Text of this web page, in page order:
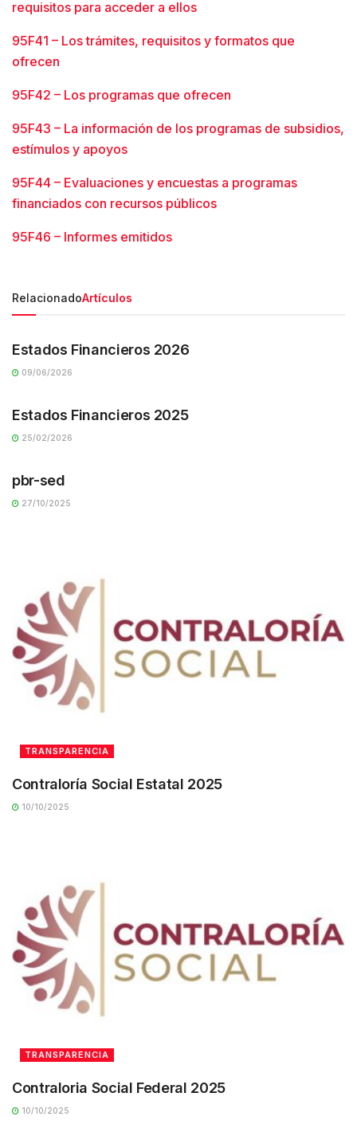
requisitos para acceder a ellos
95F41 – Los trámites, requisitos y formatos que
ofrecen
95F42 – Los programas que ofrecen
95F43 – La información de los programas de subsidios,
estímulos y apoyos
95F44 – Evaluaciones y encuestas a programas
financiados con recursos públicos
95F46 – Informes emitidos
RelacionadoArtículos
TRANSPARENCIA
Estados Financieros 2026
09/06/2026
Estados Financieros 2025
25/02/2026
pbr-sed
27/10/2025
TRANSPARENCIA
Contraloría Social Estatal 2025
10/10/2025
TRANSPARENCIA
Contraloria Social Federal 2025
10/10/2025